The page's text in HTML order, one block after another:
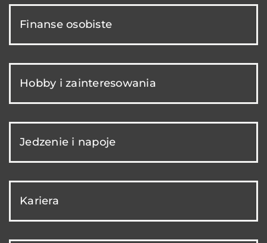
Finanse osobiste
Hobby i zainteresowania
Jedzenie i napoje
Kariera